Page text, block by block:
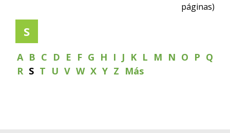
páginas)
S
A B C D E F G H I J K L M N O P Q
R S T U V W X Y Z Más